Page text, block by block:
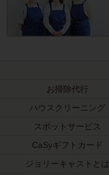
お掃除代行
ハウスクリーニング
スポットサービス
CaSyギフトカード
ジョリーキャストとは